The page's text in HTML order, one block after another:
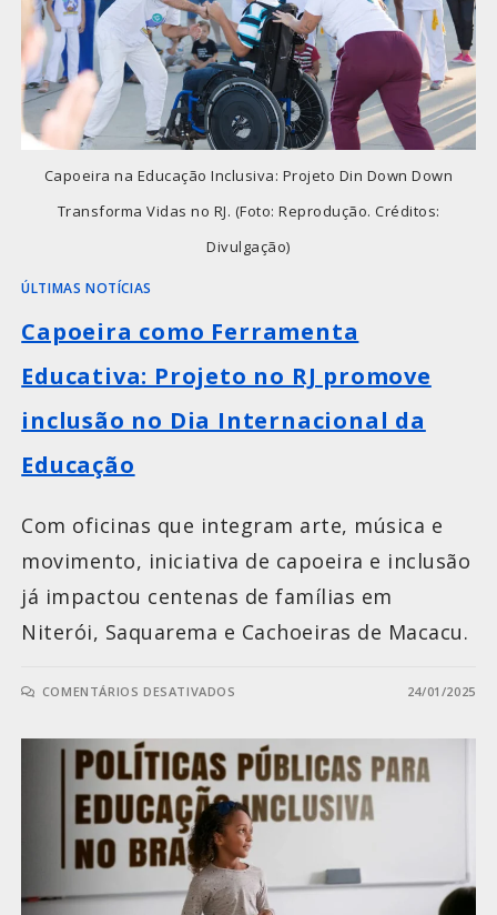
Capoeira na Educação Inclusiva: Projeto Din Down Down
Transforma Vidas no RJ. (Foto: Reprodução. Créditos:
Divulgação)
ÚLTIMAS NOTÍCIAS
Capoeira como Ferramenta
Educativa: Projeto no RJ promove
inclusão no Dia Internacional da
Educação
Com oficinas que integram arte, música e
movimento, iniciativa de capoeira e inclusão
já impactou centenas de famílias em
Niterói, Saquarema e Cachoeiras de Macacu.
COMENTÁRIOS DESATIVADOS 24/01/2025